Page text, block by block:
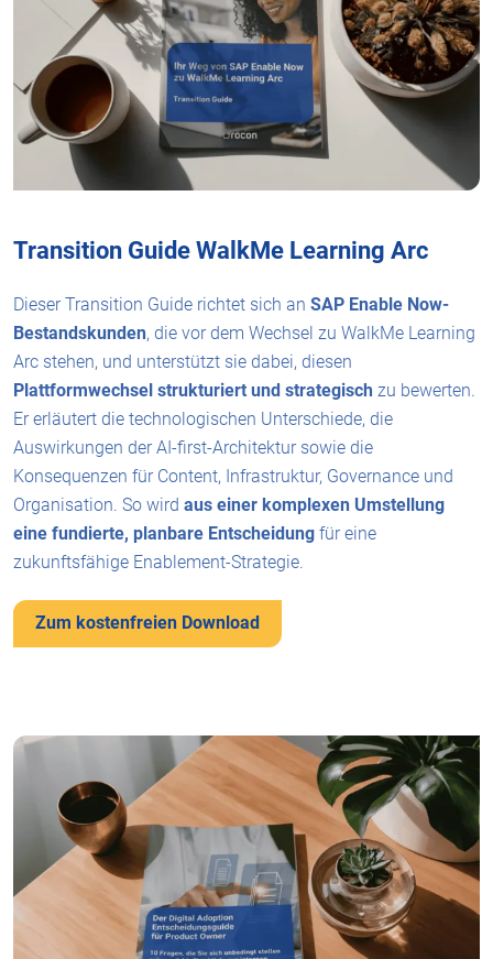
Transition Guide WalkMe Learning Arc
Dieser Transition Guide richtet sich an SAP Enable Now-
Bestandskunden, die vor dem Wechsel zu WalkMe Learning
Arc stehen, und unterstützt sie dabei, diesen
Plattformwechsel strukturiert und strategisch zu bewerten.
Er erläutert die technologischen Unterschiede, die
Auswirkungen der AI-first-Architektur sowie die
Konsequenzen für Content, Infrastruktur, Governance und
Organisation. So wird aus einer komplexen Umstellung
eine fundierte, planbare Entscheidung für eine
zukunftsfähige Enablement-Strategie.
Zum kostenfreien Download